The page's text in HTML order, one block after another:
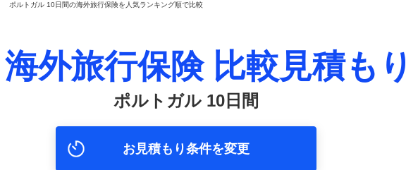
ポルトガル 10日間の海外旅行保険を人気ランキング順で比較
海外旅行保険 比較見積もり
ポルトガル 10日間
お見積もり条件を変更